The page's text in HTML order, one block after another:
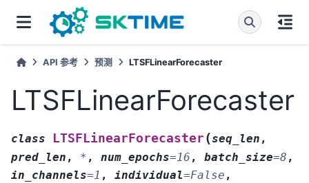
API 参考 预测 LTSFLinearForecaster
LTSFLinearForecaster
class LTSFLinearForecaster(seq_len ,
pred_len , * , num_epochs=16 , batch_size=8 ,
in_channels=1 , individual=False ,